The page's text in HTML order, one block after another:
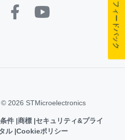
2026 STMicroelectronics
件 商標 セキュリティ&プライ
ル Cookieポリシー
フィードバック